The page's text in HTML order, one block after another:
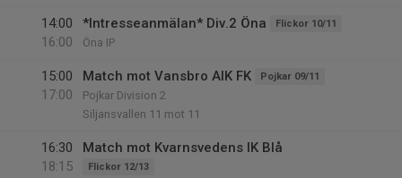
14:00
16:00
*Intresseanmälan* Div.2 Öna Flickor 10/11
Öna IP
15:00
17:00
Match mot Vansbro AIK FK Pojkar 09/11
Pojkar Division 2
Siljansvallen 11 mot 11
16:30
18:15
Match mot Kvarnsvedens IK Blå
Flickor 12/13